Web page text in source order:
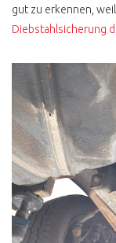
VW BUS
WERKSTATT
HÄNDLER
GUT BEDIENT
VERKAUF
PERFEKT
VORSICHT
gut zu erkennen,
Diebstahlsicherung